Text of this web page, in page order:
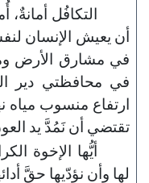
التكافُل أمانةٌ،
أن يعيش الإنسان
في مشارق الأرض
في محافظتي دير
ارتفاع منسوب مياه
تقتضي أن نَمُدَّ يد
أيُّها الإخوة
لها وأن نؤدّيها حقَّ